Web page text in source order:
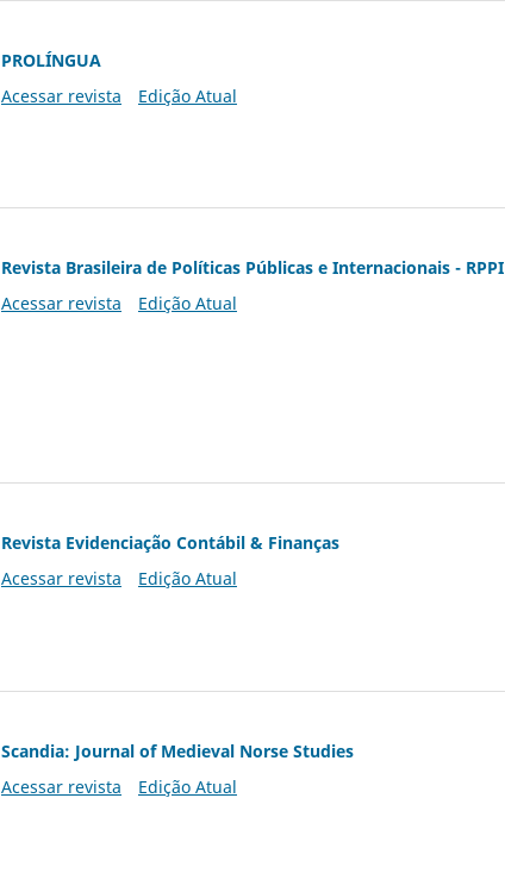
PROLÍNGUA
Acessar revista
Edição Atual
Revista Brasileira de Políticas Públicas e Internacionais - RPPI
Acessar revista
Edição Atual
Revista Evidenciação Contábil & Finanças
Acessar revista
Edição Atual
Scandia: Journal of Medieval Norse Studies
Acessar revista
Edição Atual